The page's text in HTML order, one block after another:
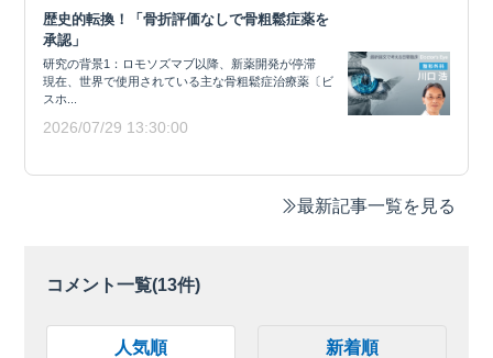
歴史的転換！「骨折評価なしで骨粗鬆症薬を
承認」
研究の背景1：ロモソズマブ以降、新薬開発が停滞
現在、世界で使用されている主な骨粗鬆症治療薬〔ビ
スホ...
2026/07/29 13:30:00
最新記事一覧を見る
コメント一覧(13件)
人気順 新着順